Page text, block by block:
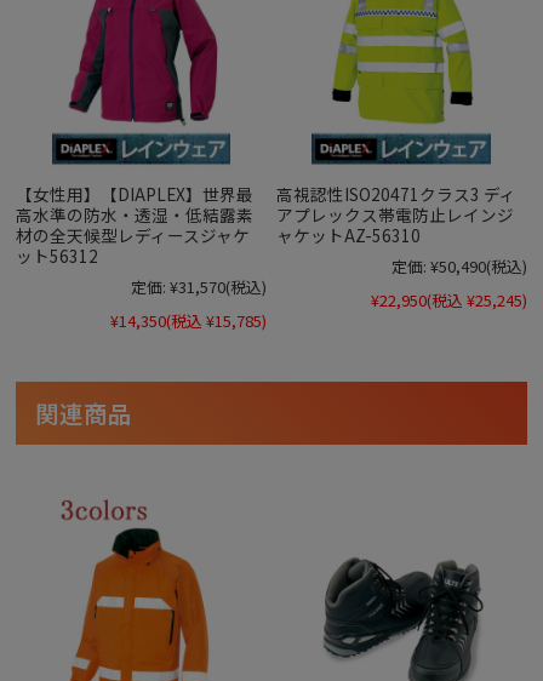
【女性用】【DIAPLEX】世界最
高水準の防水・透湿・低結露素
材の全天候型レディースジャケ
ット56312
定価: ¥31,570(税込)
¥14,350(税込 ¥15,785)
高視認性ISO20471クラス3 ディ
アプレックス帯電防止レインジ
ャケットAZ-56310
定価: ¥50,490(税込)
¥22,950(税込 ¥25,245)
関連商品